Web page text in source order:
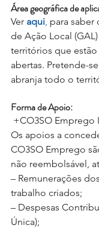
Área geográfica de
Ver aqui para saber
de Ação Local
territórios que
abertas. Pretende-
abranja todo o
Forma de Apoio:
+CO3SO Emprego
Os apoios a
CO3SO Emprego
não reembolsável,
– Remunerações
trabalho criados;
– Despesas
Única);